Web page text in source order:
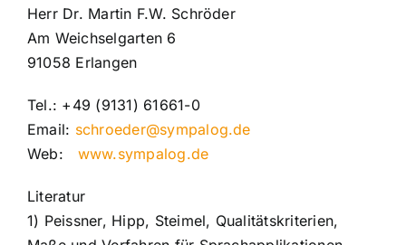
Herr Dr. Martin F.W. Schröder
Am Weichselgarten 6
91058 Erlangen
Tel.: +49 (9131) 61661-0
Email: schroeder@sympalog.de
Web: www.sympalog.de
Literatur
1) Peissner, Hipp, Steimel, Qualitätskriterien,